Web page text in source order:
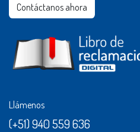
Contáctanos ahora​​
Llámenos
(+51) 940 559 636